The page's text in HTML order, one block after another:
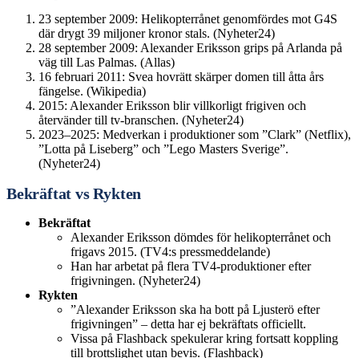
23 september 2009: Helikopterrånet genomfördes mot G4S
där drygt 39 miljoner kronor stals. (Nyheter24)
28 september 2009: Alexander Eriksson grips på Arlanda på
väg till Las Palmas. (Allas)
16 februari 2011 : Svea hovrätt skärper domen till åtta års
fängelse. (Wikipedia)
2015: Alexander Eriksson blir villkorligt frigiven och
återvänder till tv-branschen. (Nyheter24)
2023–2025: Medverkan i produktioner som ”Clark” (Netflix),
”Lotta på Liseberg” och ”Lego Masters Sverige”.
(Nyheter24)
Bekräftat vs Rykten
Bekräftat
Alexander Eriksson dömdes för helikopterrånet och
frigavs 2015. (TV4:s pressmeddelande)
Han har arbetat på flera TV4-produktioner efter
frigivningen. (Nyheter24)
Rykten
”Alexander Eriksson ska ha bott på Ljusterö efter
frigivningen” – detta har ej bekräftats officiellt.
Vissa på Flashback spekulerar kring fortsatt koppling
till brottslighet utan bevis. (Flashback)